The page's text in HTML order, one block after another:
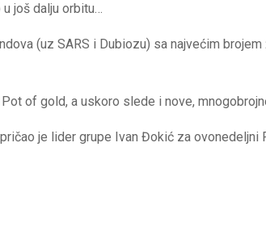
još dalju orbitu…
(uz SARS i Dubiozu) sa najvećim
of gold, a uskoro slede i nove,
je lider grupe Ivan Đokić za ovonedeljni